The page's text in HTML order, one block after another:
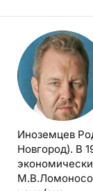
Иноземцев
Новгород). В